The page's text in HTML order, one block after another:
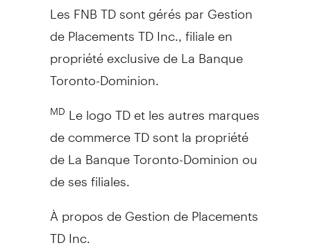
Les FNB TD sont gérés par Gestion
de Placements TD Inc., filiale en
propriété exclusive de La Banque
Toronto-Dominion.
MD Le logo TD et les autres marques
de commerce TD sont la propriété
de La Banque Toronto-Dominion ou
de ses filiales.
À propos de Gestion de Placements
TD Inc.